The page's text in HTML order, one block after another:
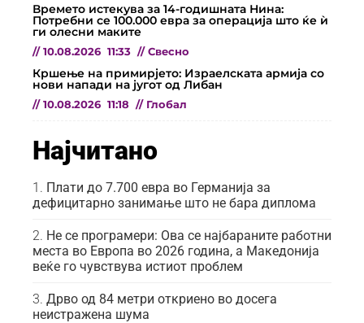
Времето истекува за 14-годишната Нина:
Потребни се 100.000 евра за операција што ќе ѝ
ги олесни маките
// 10.08.2026 11:33 // Свесно
Кршење на примирјето: Израелската армија со
нови напади на југот од Либан
// 10.08.2026 11:18 // Глобал
Најчитано
Плати до 7.700 евра во Германија за
дефицитарно занимање што не бара диплома
Не се програмери: Ова се најбараните работни
места во Европа во 2026 година, а Македонија
веќе го чувствува истиот проблем
Дрво од 84 метри откриено во досега
неистражена шума